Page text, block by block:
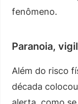
fenômeno.
Paranoia,
Além do risco
década